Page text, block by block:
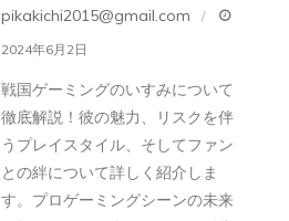
戦
ー
ン
グ
pikakichi2015@gmail.com
2024年6月2日
戦国ゲーミングのいすみについて
徹底解説！彼の魅力、リスクを伴
うプレイスタイル、そしてファン
との絆について詳しく紹介しま
す。プロゲーミングシーンの未来